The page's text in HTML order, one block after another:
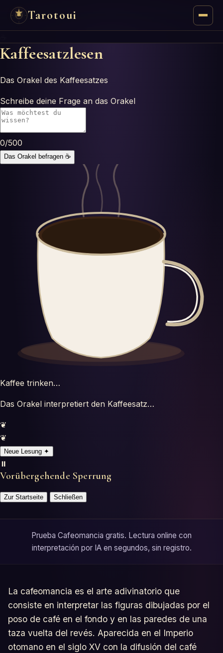
Tarotoui
Tarot
Oráculos
Mancias
Astrología
Kaffeesatzlesen
Das Orakel des Kaffeesatzes
Schreibe deine Frage an das Orakel
0/500
Das Orakel befragen ☕
Kaffee trinken…
Das Orakel interpretiert den Kaffeesatz…
❦
❦
Neue Lesung ✦
⏸️
Vorübergehende Sperrung
Zur Startseite Schließen
Prueba Cafeomancia gratis. Lectura online con
interpretación por IA en segundos, sin registro.
La cafeomancia es el arte adivinatorio que
consiste en interpretar las figuras dibujadas por el
poso de café en el fondo y en las paredes de una
taza vuelta del revés. Aparecida en el Imperio
otomano en el siglo XV con la difusión del café